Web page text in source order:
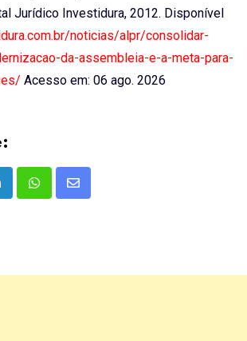
Jurídico Investidura, 2012. Disponível
noticias/alpr/consolidar-
da-assembleia-e-a-meta-para-
Acesso em: 06 ago. 2026
WhatsappShare